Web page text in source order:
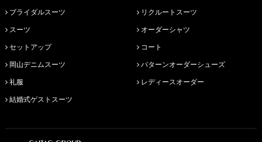
ブライダルスーツ
スーツ
セットアップ
岡山デニムスーツ
礼服
結婚式ゲストスーツ
リクルートスーツ
オーダーシャツ
コート
パターンオーダーシューズ
レディースオーダー